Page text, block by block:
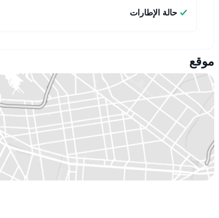
حالة الإطارات
موقع